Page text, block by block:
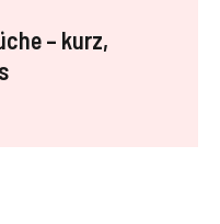
– kurz,